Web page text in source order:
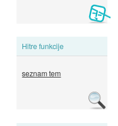
Hitre funkcije
seznam tem